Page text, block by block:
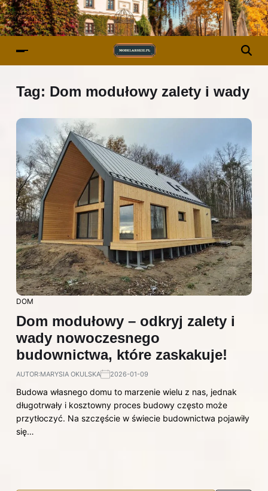
Tag: Dom modułowy zalety i wady
DOM
Dom modułowy – odkryj zalety i
wady nowoczesnego
budownictwa, które zaskakuje!
AUTOR:MARYSIA OKULSKA 2026-01-09
Budowa własnego domu to marzenie wielu z nas, jednak
długotrwały i kosztowny proces budowy często może
przytłoczyć. Na szczęście w świecie budownictwa pojawiły
się…